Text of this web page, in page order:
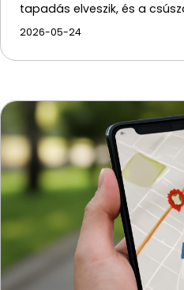
tapadás elveszik, és a
2026-05-24